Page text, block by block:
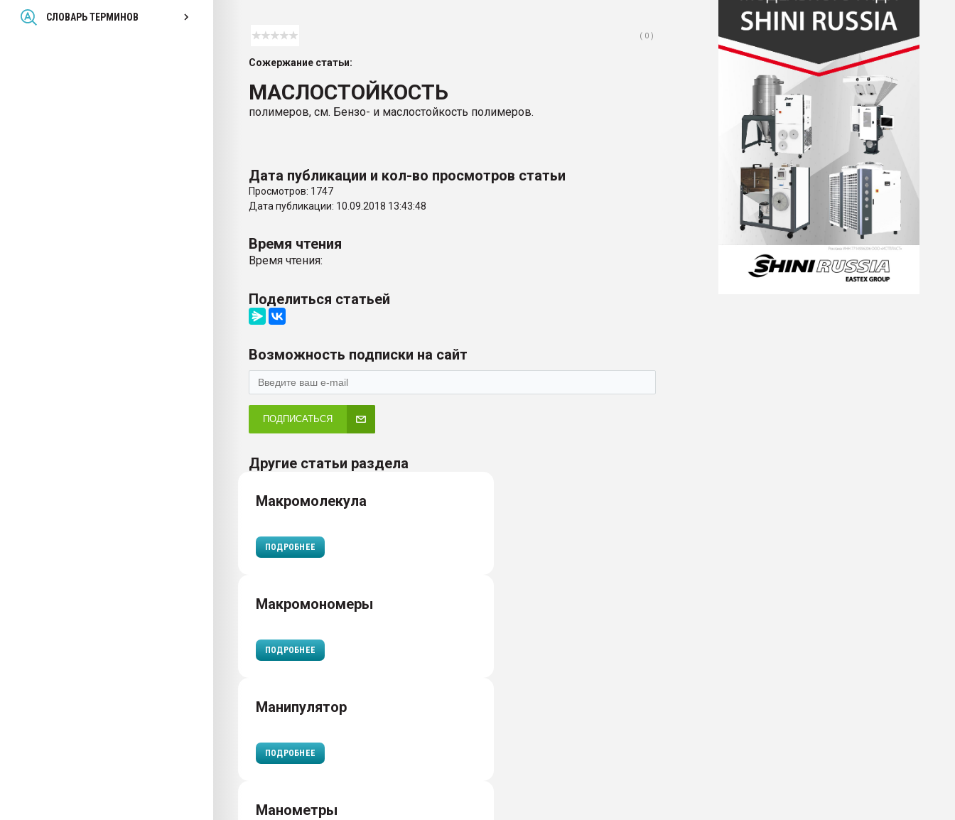
СЛОВАРЬ ТЕРМИНОВ
ПЕРЕЙТИ НА ФОРУМ
( 0 )
Сожержание статьи:
МАСЛОСТОЙКОСТЬ
полимеров, см. Бензо- и маслостойкость полимеров.
Дата публикации и кол-во просмотров статьи
Просмотров: 1747
Дата публикации: 10.09.2018 13:43:48
Время чтения
Время чтения:
Поделиться статьей
Возможность подписки на сайт
ПОДПИСАТЬСЯ
Другие статьи раздела
Макромолекула
ПОДРОБНЕЕ
Макромономеры
ПОДРОБНЕЕ
Манипулятор
ПОДРОБНЕЕ
Манометры